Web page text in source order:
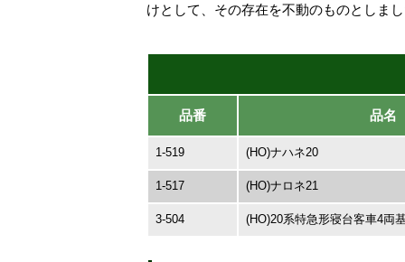
けとして、その存在を不動のものとしま
品番 品名
1-519 (HO)ナハネ20
1-517 (HO)ナロネ21
3-504 (HO)20系特急形寝台客車4両